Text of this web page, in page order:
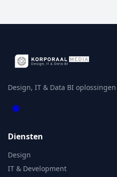
Design, IT & Data BI
Diensten
Design
IT & Development